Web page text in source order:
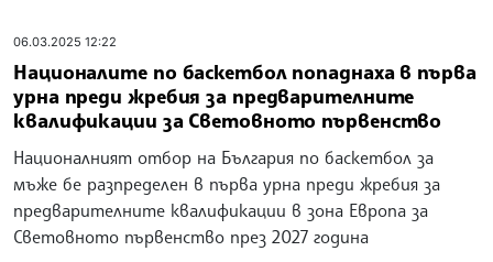
06.03.2025 12:22
Националите по баскетбол попаднаха в първа
урна преди жребия за предварителните
квалификации за Световното първенство
Националният отбор на България по баскетбол за
мъже бе разпределен в първа урна преди жребия за
предварителните квалификации в зона Европа за
Световното първенство през 2027 година